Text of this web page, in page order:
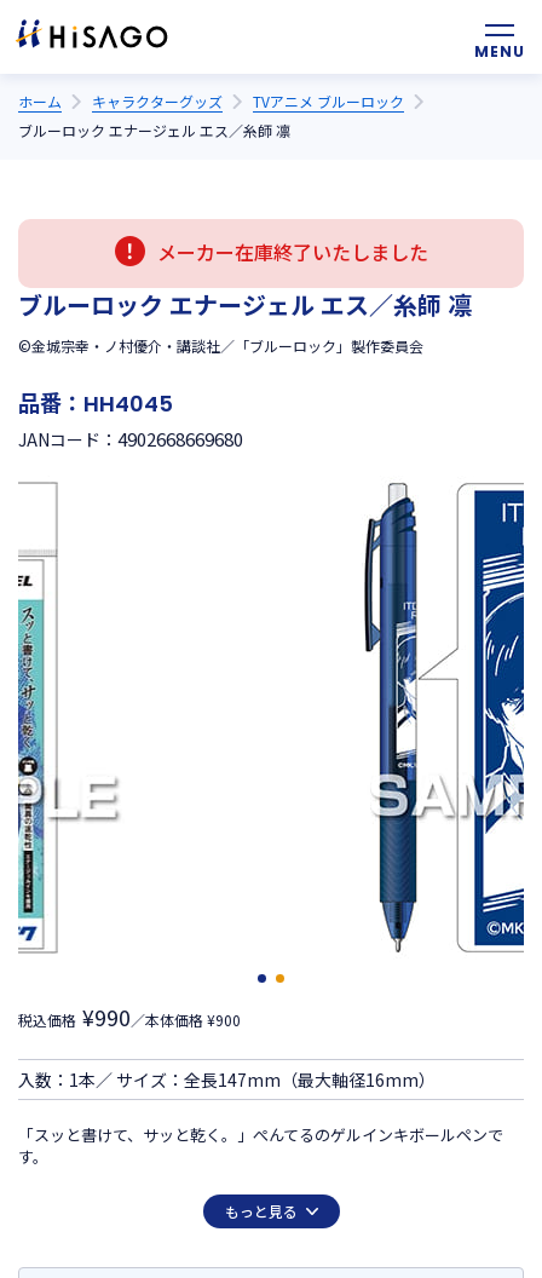
ホーム キャラクターグッズ
TVアニメ ブルーロック
ブルーロック エナージェル エス／糸師 凛
メーカー在庫終了いたしました
ブルーロック エナージェル エス／糸師 凛
©金城宗幸・ノ村優介・講談社／「ブルーロック」製作委員会
品番： HH4045
JANコード： 4902668669680
税込価格 ¥990／本体価格 ¥900
入数：1本／ サイズ：全長147mm（最大軸径16mm）
「スッと書けて、サッと乾く。」ぺんてるのゲルインキボールペンで
す。
この商品は日本国外での販売は許諾されておりません
MADE IN JAPAN
もっと見る